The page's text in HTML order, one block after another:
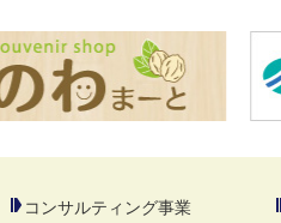
コンサルティング事業